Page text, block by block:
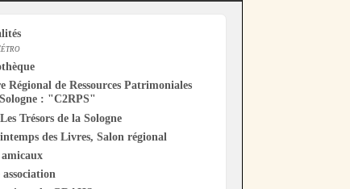
Régional de Ressources Patrimoniales
: "C2RPS"
Trésors de la Sologne
des Livres, Salon régional